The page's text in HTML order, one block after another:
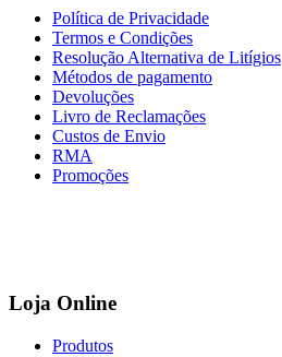
Política de Privacidade
Termos e Condições
Resolução Alternativa de Litígios
Métodos de pagamento
Devoluções
Livro de Reclamações
Custos de Envio
RMA
Promoções
Loja Online
Produtos